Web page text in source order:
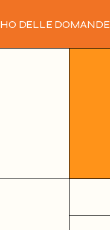
HO DELLE DOMANDE